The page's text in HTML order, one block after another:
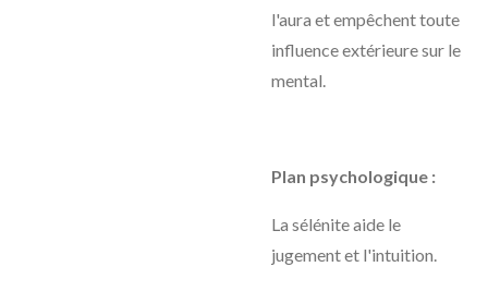
l'aura et empêchent toute
influence extérieure sur le
mental.
Plan psychologique :
La sélénite aide le
jugement et l'intuition.